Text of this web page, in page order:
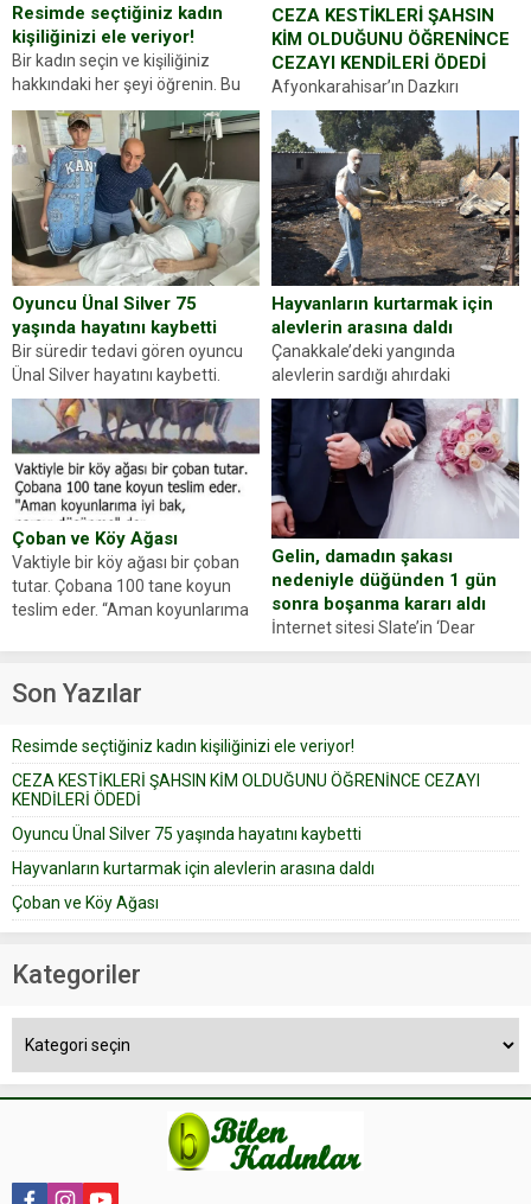
Resimde seçtiğiniz kadın
kişiliğinizi ele veriyor!
Bir kadın seçin ve kişiliğiniz
hakkındaki her şeyi öğrenin. Bu
kez karşınıza oldukça farklı bir
kişilik testiyle çıkıyoruz. Resimde
gördüğünüz kadın figürlerinden
dikkatinizi en...
CEZA KESTİKLERİ ŞAHSIN
KİM OLDUĞUNU ÖĞRENİNCE
CEZAYI KENDİLERİ ÖDEDİ
Afyonkarahisar’ın Dazkırı
ilçesinde trafik uygulaması
yapan jandarma ekipleri
durdurdukları bir otomobilin
sürücüsünden ehliyet ve ruhsat
sorup belgelerini istedi. Sürücü
Abdurrahman Ö.nün verdiği
evraklarda eksik olduğunu...
Oyuncu Ünal Silver 75
yaşında hayatını kaybetti
Bir süredir tedavi gören oyuncu
Ünal Silver hayatını kaybetti.
Haberi, oyuncunun menajerlik
ajansı duyurdu. Renda Güner,
sosyal medya hesabında “Usta
Oyuncumuz ve çok değerli
dostumuz...
Hayvanların kurtarmak için
alevlerin arasına daldı
Çanakkale’deki yangında
alevlerin sardığı ahırdaki
hayvanlarını kurtarmak isteyen
Zeki Demir (66) ölümden döndü.
Yüzünde ve ellerinde yanıklar
oluşan Demir, kâbus dolu anları
anlattı… Merkeze bağlı...
Çoban ve Köy Ağası
Vaktiyle bir köy ağası bir çoban
tutar. Çobana 100 tane koyun
teslim eder. “Aman koyunlarıma
Çoban koyunları alır gider. Aylar...
Gelin, damadın şakası
nedeniyle düğünden 1 gün
sonra boşanma kararı aldı
İnternet sitesi Slate’in ‘Dear
Prudence’ isimli tavsiye köşesine
yapıştırdığı için düğünden...
Son Yazılar
Resimde seçtiğiniz kadın kişiliğinizi ele veriyor!
CEZA KESTİKLERİ ŞAHSIN KİM OLDUĞUNU ÖĞRENİNCE CEZAYI
KENDİLERİ ÖDEDİ
Oyuncu Ünal Silver 75 yaşında hayatını kaybetti
Hayvanların kurtarmak için alevlerin arasına daldı
Çoban ve Köy Ağası
Kategoriler